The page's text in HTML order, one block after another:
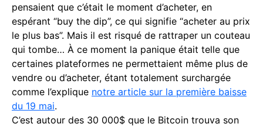
pensaient que c’était le moment d’acheter, en
espérant “buy the dip”, ce qui signifie “acheter au prix
le plus bas”. Mais il est risqué de rattraper un couteau
qui tombe… À ce moment la panique était telle que
certaines plateformes ne permettaient même plus de
vendre ou d’acheter, étant totalement surchargée
comme l’explique notre article sur la première baisse
du 19 mai.
C’est autour des 30 000$ que le Bitcoin trouva son